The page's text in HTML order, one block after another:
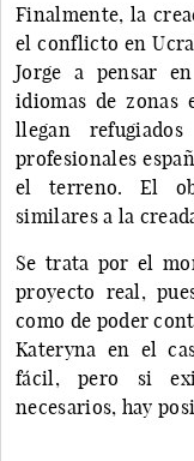
Finalmente, la
el conflicto en
Jorge a pensar
idiomas de zonas
llegan
profesionales
el terreno. El
similares a la
Se trata por el
proyecto real,
como de poder
Kateryna en el
fácil, pero si
necesarios, hay